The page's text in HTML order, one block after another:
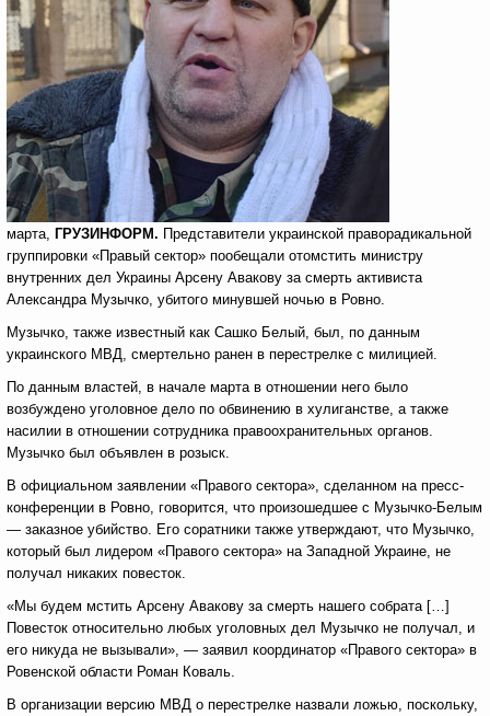
марта, ГРУЗИНФОРМ. Представители украинской праворадикальной
группировки «Правый сектор» пообещали отомстить министру
внутренних дел Украины Арсену Авакову за смерть активиста
Александра Музычко, убитого минувшей ночью в Ровно.
Музычко, также известный как Сашко Белый, был, по данным
украинского МВД, смертельно ранен в перестрелке с милицией.
По данным властей, в начале марта в отношении него было
возбуждено уголовное дело по обвинению в хулиганстве, а также
насилии в отношении сотрудника правоохранительных органов.
Музычко был объявлен в розыск.
В официальном заявлении «Правого сектора», сделанном на пресс-
конференции в Ровно, говорится, что произошедшее с Музычко-Белым
— заказное убийство. Его соратники также утверждают, что Музычко,
который был лидером «Правого сектора» на Западной Украине, не
получал никаких повесток.
«Мы будем мстить Арсену Авакову за смерть нашего собрата […]
Повесток относительно любых уголовных дел Музычко не получал, и
его никуда не вызывали», — заявил координатор «Правого сектора» в
Ровенской области Роман Коваль.
В организации версию МВД о перестрелке назвали ложью, поскольку,